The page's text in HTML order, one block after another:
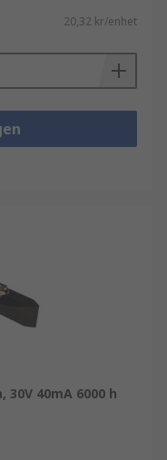
och
mycket
elektriska
20,32 kr/enhet
30V 40mA 6000 h